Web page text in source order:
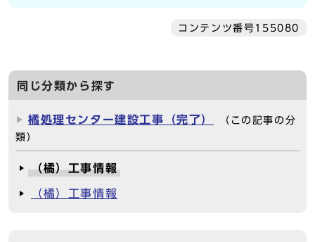
コンテンツ番号155080
同じ分類から探す
橘処理センター建設工事（完了）
（この記事の分
類）
（橘）工事情報
（橘）工事情報